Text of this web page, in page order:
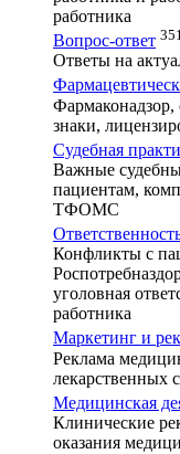
работника
Вопрос-ответ 351
Ответы на
знаки,
Судебная
Важные
пациентам,
ТФОМС
Конфликты с
уголовная
работника
Маркетинг и
Реклама
лекарственных
Медицинская
Клинические
оказания